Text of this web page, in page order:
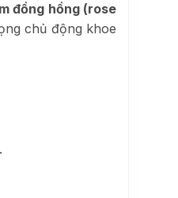
đồng hồng (rose
chủ động khoe